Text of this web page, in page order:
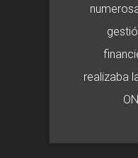
realizaba